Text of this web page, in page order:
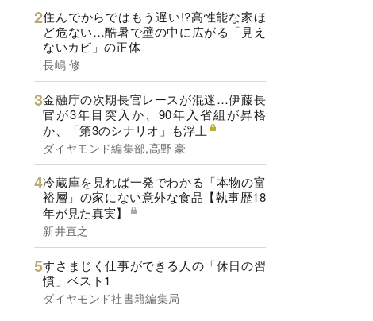
住んでからではもう遅い!?高性能な家ほ
ど危ない…酷暑で壁の中に広がる「見え
ないカビ」の正体
長嶋 修
金融庁の次期長官レースが混迷…伊藤長
官が3年目突入か、90年入省組が昇格
か、「第3のシナリオ」も浮上
ダイヤモンド編集部,高野 豪
冷蔵庫を見れば一発でわかる「本物の富
裕層」の家にない意外な食品【執事歴18
年が見た真実】
新井直之
すさまじく仕事ができる人の「休日の習
慣」ベスト1
ダイヤモンド社書籍編集局